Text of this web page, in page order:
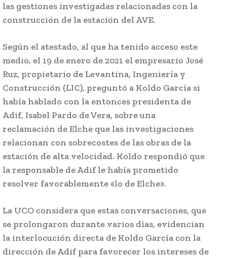
las gestiones investigadas relacionadas con la
construcción de la estación del AVE.
Según el atestado, al que ha tenido acceso este
medio, el 19 de enero de 2021 el empresario José
Ruz, propietario de Levantina, Ingeniería y
Construcción (LIC), preguntó a Koldo García si
había hablado con la entonces presidenta de
Adif, Isabel Pardo de Vera, sobre una
reclamación de Elche que las investigaciones
relacionan con sobrecostes de las obras de la
estación de alta velocidad. Koldo respondió que
la responsable de Adif le había prometido
resolver favorablemente «lo de Elche».
La UCO considera que estas conversaciones, que
se prolongaron durante varios días, evidencian
la interlocución directa de Koldo García con la
dirección de Adif para favorecer los intereses de